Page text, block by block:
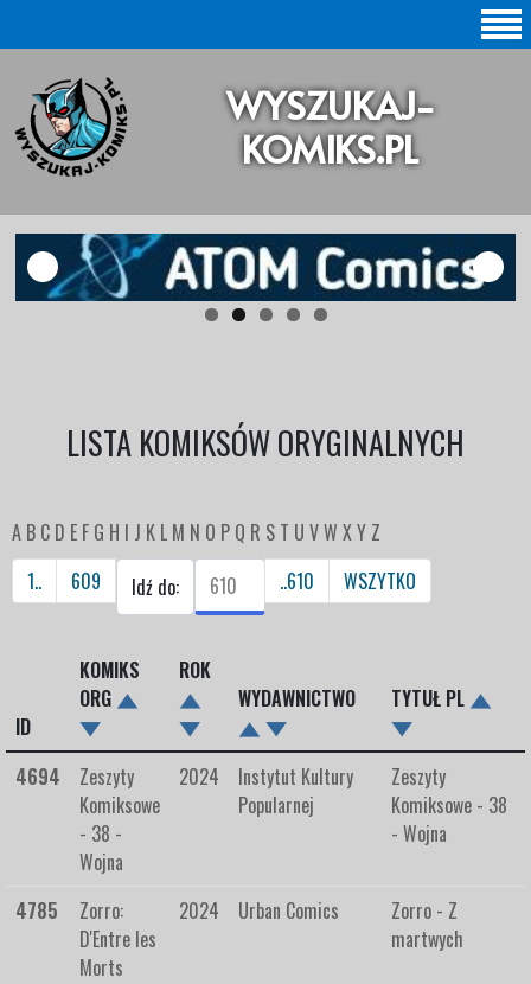
SZUKAJ |
BAZA KOMIKSÓW |
KOMIKSY POLSKIE
KOLEKCJE KOMIKSÓW
Aktualizacje |
WYSZUKAJ-
KOMIKS.PL
LISTA KOMIKSÓW ORYGINALNYCH
A B C D E F G H I J K L M N O P Q R S T U VW XY Z
1..
609 Idź do: ..610 WSZYTKO
ID
KOMIKS
ORG
ROK
WYDAWNICTWO
TYTUŁ PL
4694
Zeszyty
Komiksowe
- 38 -
Wojna
2024
Instytut Kultury
Popularnej
Zeszyty
Komiksowe - 38
- Wojna
4785
Zorro:
D'Entre les
Morts
2024 Urban Comics
Zorro - Z
martwych